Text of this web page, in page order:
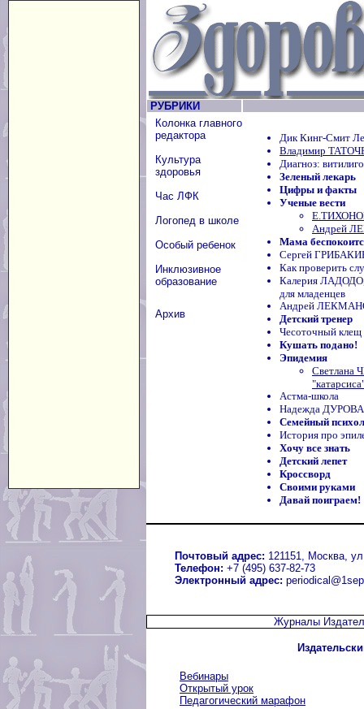
РУБРИКИ
Колонка главного
редактора
Культура
здоровья
Час ЛФК
Логопед в школе
Особый ребенок
Инклюзивное
образование
Архив
Дик Кинг-Смит
Владимир
Диагноз: витилиго
Зеленый лекарь
Цифры и факты
Ученые вести
Андрей
Мама
Сергей
Как проверить
Калерия
для младенцев
Андрей
Детский тренер
Чесоточный клещ
Кушать подано!
Эпидемия
Светлана
Астма-школа
Надежда ДУРОВА
Семейный
История про
Хочу все знать
Детский лепет
Кроссворд
Своими руками
Давай поиграем!
Почтовый адрес: 121151, Москва,
Телефон: +7 (495) 637-82-73
Электронный адрес:
Журналы
Вебинары
Открытый урок
Педагогический марафон